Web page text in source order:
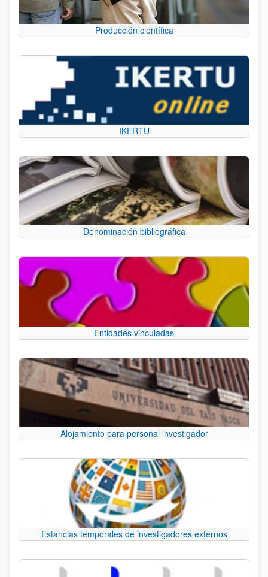
Producción científica
IKERTU
Denominación bibliográfica
Entidades vinculadas
Alojamiento para personal investigador
Estancias temporales de investigadores externos